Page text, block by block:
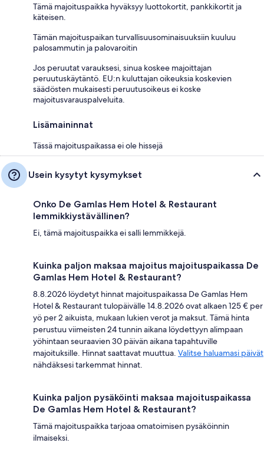
Tämä majoituspaikka hyväksyy luottokortit, pankkikortit ja
käteisen.
Tämän majoituspaikan turvallisuusominaisuuksiin kuuluu
palosammutin ja palovaroitin
Jos peruutat varauksesi, sinua koskee majoittajan
peruutuskäytäntö. EU:n kuluttajan oikeuksia koskevien
säädösten mukaisesti peruutusoikeus ei koske
majoitusvarauspalveluita.
Lisämaininnat
Tässä majoituspaikassa ei ole hissejä
Usein kysytyt kysymykset
Onko De Gamlas Hem Hotel & Restaurant
lemmikkiystävällinen?
Ei, tämä majoituspaikka ei salli lemmikkejä.
Kuinka paljon maksaa majoitus majoituspaikassa De
Gamlas Hem Hotel & Restaurant?
8.8.2026 löydetyt hinnat majoituspaikassa De Gamlas Hem
Hotel & Restaurant tulopäivälle 14.8.2026 ovat alkaen 125 € per
yö per 2 aikuista, mukaan lukien verot ja maksut. Tämä hinta
perustuu viimeisten 24 tunnin aikana löydettyyn alimpaan
yöhintaan seuraavien 30 päivän aikana tapahtuville
majoituksille. Hinnat saattavat muuttua. Valitse haluamasi päivät
nähdäksesi tarkemmat hinnat.
Kuinka paljon pysäköinti maksaa majoituspaikassa
De Gamlas Hem Hotel & Restaurant?
Tämä majoituspaikka tarjoaa omatoimisen pysäköinnin
ilmaiseksi.